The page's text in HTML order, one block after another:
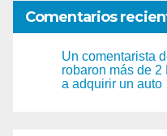
Comentarios
Un comentarista
robaron más de
a adquirir un auto